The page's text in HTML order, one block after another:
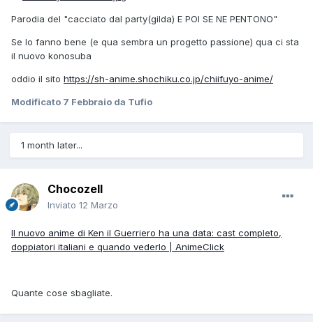
Parodia del "cacciato dal party(gilda) E POI SE NE PENTONO"
Se lo fanno bene (e qua sembra un progetto passione) qua ci sta
il nuovo konosuba
oddio il sito https://sh-anime.shochiku.co.jp/chiifuyo-anime/
Modificato 7 Febbraio da Tufio
1 month later...
Chocozell
Inviato 12 Marzo
Il nuovo anime di Ken il Guerriero ha una data: cast completo,
doppiatori italiani e quando vederlo | AnimeClick
Quante cose sbagliate.